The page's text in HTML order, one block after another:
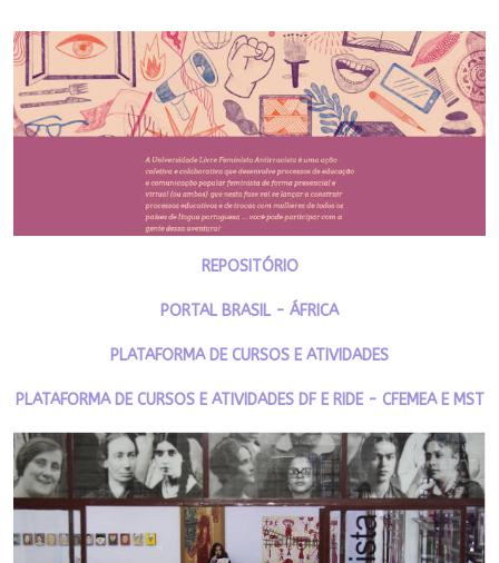
REPOSITÓRIO
PORTAL BRASIL - ÁFRICA
PLATAFORMA DE CURSOS E ATIVIDADES
PLATAFORMA DE CURSOS E ATIVIDADES DF E RIDE - CFEMEA E MST